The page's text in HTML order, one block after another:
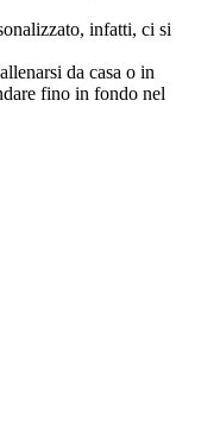
infatti, ci si
da casa o in
fino in fondo nel